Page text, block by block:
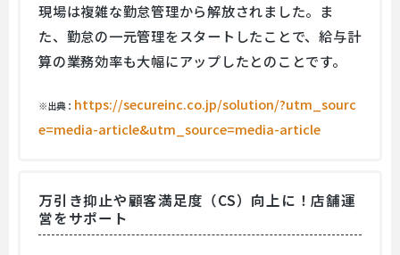
現場は複雑な勤怠管理から解放されました。ま
た、勤怠の一元管理をスタートしたことで、給与計
算の業務効率も大幅にアップしたとのことです。
※出典： https://secureinc.co.jp/solution/?utm_sourc
e=media-article&utm_source=media-article
万引き抑止や顧客満足度（CS）向上に！店舗運
営をサポート